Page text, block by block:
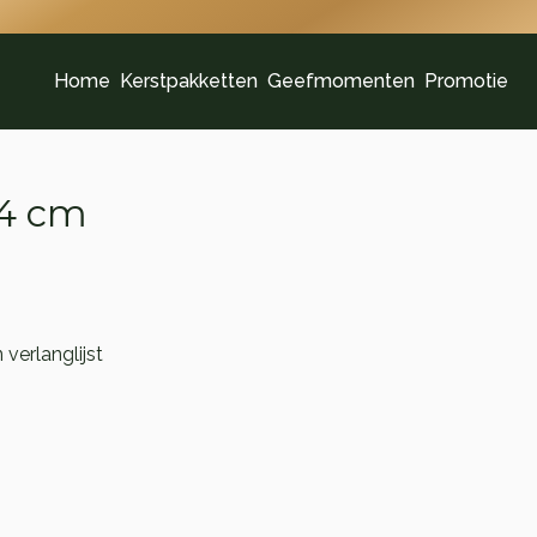
Home Kerstpakketten Geefmomenten Promotie
cm
verlanglijst